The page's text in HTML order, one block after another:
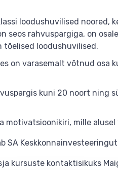
loodushuvilised noored,
seos rahvuspargiga, on
loodushuvilised.
on varasemalt võtnud osa
kuni 20 noort ning
motivatsioonikiri, mille
SA
kursuste kontaktisikuks